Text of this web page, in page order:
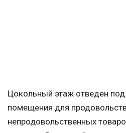
Цокольный этаж отведен
помещения для
непродовольственных